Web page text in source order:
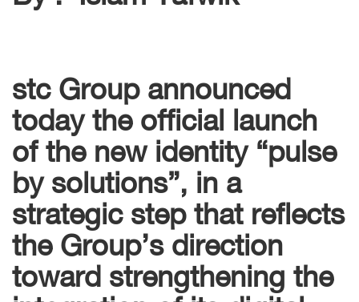
stc Group announced
today the official launch
of the new identity “pulse
by solutions”, in a
strategic step that reflects
the Group’s direction
toward strengthening the